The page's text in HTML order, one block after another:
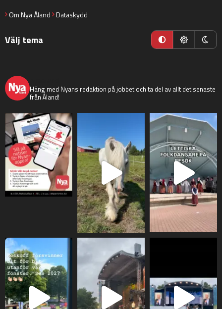
Om Nya Åland Dataskydd
Välj tema
Häng med Nyans redaktion på jobbet och ta del av allt det senaste
från Åland!